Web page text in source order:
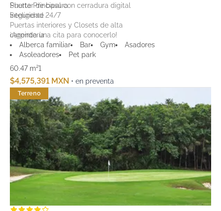
Shutter de basura
Seguridad 24/7
Puerta Principal con cerradura digital
inteligente
Puertas interiores y Closets de alta
carpintería
Baño(s) completos con canceles de
cristal corredizo
Equipos de Aire Acondicionado
Acabados de lujo como cubierta de
¡Agenda una cita para conocerlo!
Alberca familiar
Bar Gym
Asadores
Asoleadores
Pet park
60.47 m²1
$4,575,391 MXN • en preventa
Terreno